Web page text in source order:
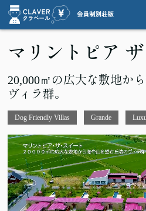
マリントピア
20,000㎡の広大な敷地か
ヴィラ群。
Dog Friendly Villas Grande